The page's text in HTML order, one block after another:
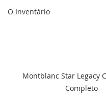
O Inventário
Montblanc Star Legacy
Completo